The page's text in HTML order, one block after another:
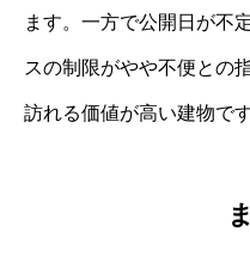
ます。一方で公開日が不
スの制限がやや不便との
訪れる価値が高い建物です